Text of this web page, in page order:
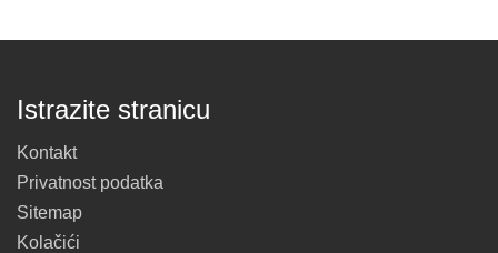
Istrazite stranicu
Kontakt
Privatnost podatka
Sitemap
Kolačići